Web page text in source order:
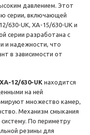
давлением. Этот
серии, включающей
630-UK, XA-15/630-UK и
серии разработана с
и надежности, что
в зависимости от
12/630-UK находится
на ней
множество камер,
Механизм смыкания
По периметру
резины для